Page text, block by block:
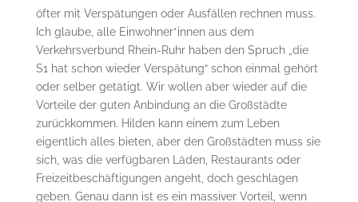
öfter mit Verspätungen oder Ausfällen rechnen muss.
Ich glaube, alle Einwohner*innen aus dem
Verkehrsverbund Rhein-Ruhr haben den Spruch „die
S1 hat schon wieder Verspätung“ schon einmal gehört
oder selber getätigt. Wir wollen aber wieder auf die
Vorteile der guten Anbindung an die Großstädte
zurückkommen. Hilden kann einem zum Leben
eigentlich alles bieten, aber den Großstädten muss sie
sich, was die verfügbaren Läden, Restaurants oder
Freizeitbeschäftigungen angeht, doch geschlagen
geben. Genau dann ist es ein massiver Vorteil, wenn